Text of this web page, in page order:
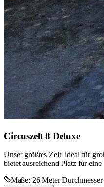
Circuszelt 8 Deluxe
Unser größtes Zelt, ideal für
bietet ausreichend Platz für
Maße: 26 Meter Durchmesser